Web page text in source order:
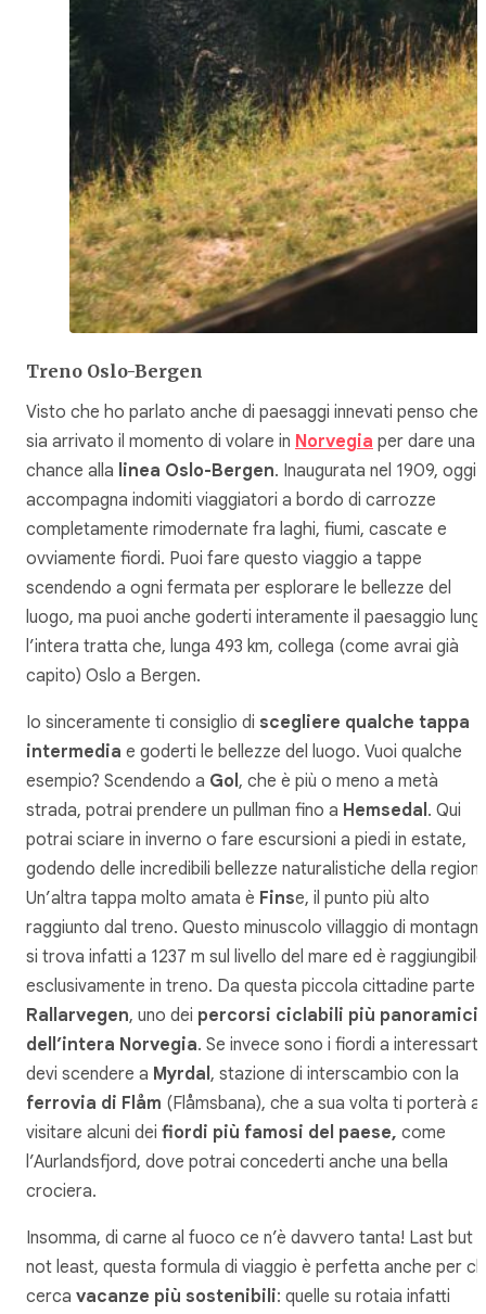
Treno Oslo-Bergen
Visto che ho parlato anche di paesaggi innevati penso che
sia arrivato il momento di volare in Norvegia per dare una
chance alla linea Oslo-Bergen. Inaugurata nel 1909, oggi
accompagna indomiti viaggiatori a bordo di carrozze
completamente rimodernate fra laghi, fiumi, cascate e
ovviamente fiordi. Puoi fare questo viaggio a tappe
scendendo a ogni fermata per esplorare le bellezze del
luogo, ma puoi anche goderti interamente il paesaggio
l’intera tratta che, lunga 493 km, collega (come avrai già
capito) Oslo a Bergen.
Io sinceramente ti consiglio di scegliere qualche tappa
intermedia e goderti le bellezze del luogo. Vuoi qualche
esempio? Scendendo a Gol, che è più o meno a metà
strada, potrai prendere un pullman fino a Hemsedal. Qui
potrai sciare in inverno o fare escursioni a piedi in estate,
godendo delle incredibili bellezze naturalistiche della
Un’altra tappa molto amata è Finse, il punto più alto
raggiunto dal treno. Questo minuscolo villaggio di
si trova infatti a 1237 m sul livello del mare ed è raggiungibile
esclusivamente in treno. Da questa piccola cittadine parte il
Rallarvegen, uno dei percorsi ciclabili più panoramici
dell’intera Norvegia. Se invece sono i fiordi a interessarti
devi scendere a Myrdal, stazione di interscambio con la
ferrovia di Flåm (Flåmsbana), che a sua volta ti porterà a
visitare alcuni dei fiordi più famosi del paese, come
l’Aurlandsfjord, dove potrai concederti anche una bella
crociera.
Insomma, di carne al fuoco ce n’è davvero tanta! Last but
not least, questa formula di viaggio è perfetta anche per
cerca vacanze più sostenibili: quelle su rotaia infatti